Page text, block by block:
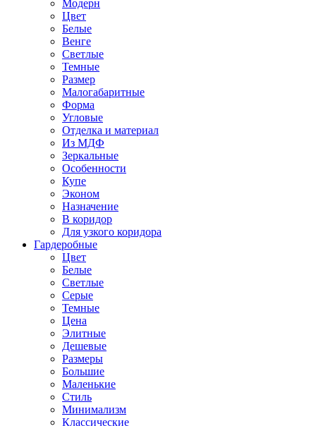
Модерн
Цвет
Белые
Венге
Светлые
Темные
Размер
Малогабаритные
Форма
Угловые
Отделка и материал
Из МДФ
Зеркальные
Особенности
Купе
Эконом
Назначение
В коридор
Для узкого коридора
Гардеробные
Цвет
Белые
Светлые
Серые
Темные
Цена
Элитные
Дешевые
Размеры
Большие
Маленькие
Стиль
Минимализм
Классические